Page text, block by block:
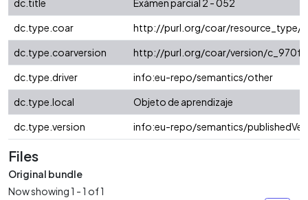
dc.title
Exámen parcial 2 - 052
dc.type.coar
http://purl.org/coar/resource_type/
dc.type.coarversion
http://purl.org/coar/version/
dc.type.driver
info:eu-repo/semantics/other
dc.type.local
Objeto de aprendizaje
dc.type.version
info:eu-repo/semantics/
Files
Original bundle
Now showing1 - 1 of 1